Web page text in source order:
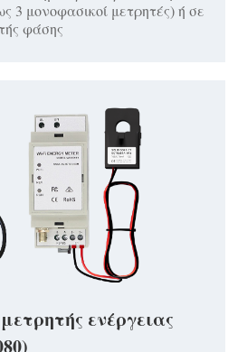
3 μονοφασικοί μετρητές) ή σε
φάσης
ενέργειας